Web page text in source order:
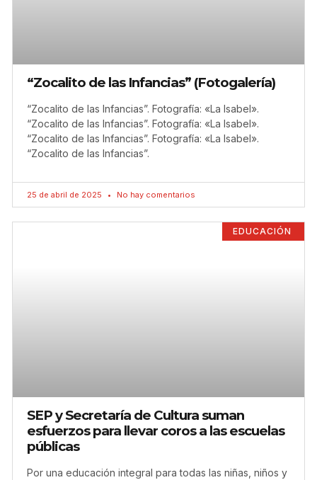
“Zocalito de las Infancias” (Fotogalería)
“Zocalito de las Infancias”. Fotografía: «La Isabel».
“Zocalito de las Infancias”. Fotografía: «La Isabel».
“Zocalito de las Infancias”. Fotografía: «La Isabel».
“Zocalito de las Infancias”.
25 de abril de 2025 No hay comentarios
EDUCACIÓN
SEP y Secretaría de Cultura suman
esfuerzos para llevar coros a las escuelas
públicas
Por una educación integral para todas las niñas, niños y